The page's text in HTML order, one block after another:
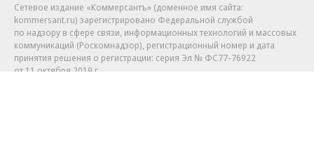
Сетевое издание «Коммерсантъ» (доменное имя сайта:
kommersant.ru) зарегистрировано Федеральной службой
по надзору в сфере связи, информационных технологий и массовых
коммуникаций (Роскомнадзор), регистрационный номер и дата
принятия решения о регистрации: серия Эл № ФС77-76922
от 11 октября 2019 г.